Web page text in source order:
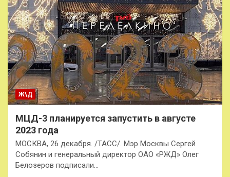
Ж\Д
МЦД-3 планируется запустить в августе
2023 года
МОСКВА, 26 декабря. /ТАСС/. Мэр Москвы Сергей
Собянин и генеральный директор ОАО «РЖД» Олег
Белозеров подписали…